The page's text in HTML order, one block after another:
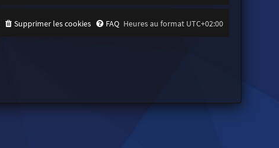
Heures au format UTC+02:00
FAQ
Supprimer les cookies